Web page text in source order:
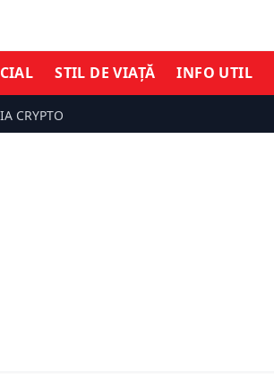
STIL DE VIAȚĂ INFO UTIL
CRYPTO